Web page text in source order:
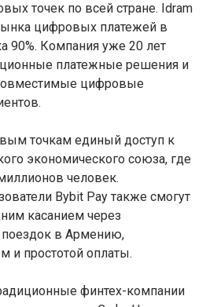
точек по всей стране. Idram
цифровых платежей в
90%. Компания уже 20 лет
платежные решения и
цифровые
точкам единый доступ к
экономического союза, где
человек.
Bybit Pay также смогут
касанием через
в Армению,
и простотой оплаты.
финтех-компании